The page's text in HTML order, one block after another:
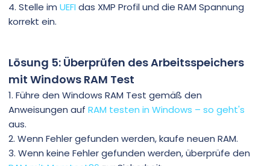
4. Stelle im UEFI das XMP Profil und die RAM Spannung
korrekt ein.
Lösung 5: Überprüfen des Arbeitsspeichers
mit Windows RAM Test
1. Führe den Windows RAM Test gemäß den
Anweisungen auf RAM testen in Windows – so geht's
aus.
2. Wenn Fehler gefunden werden, kaufe neuen RAM.
3. Wenn keine Fehler gefunden werden, überprüfe den